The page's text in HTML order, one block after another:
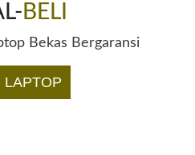
BELI
Bekas Bergaransi
LAPTOP